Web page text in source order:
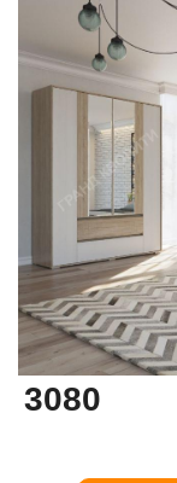
3080